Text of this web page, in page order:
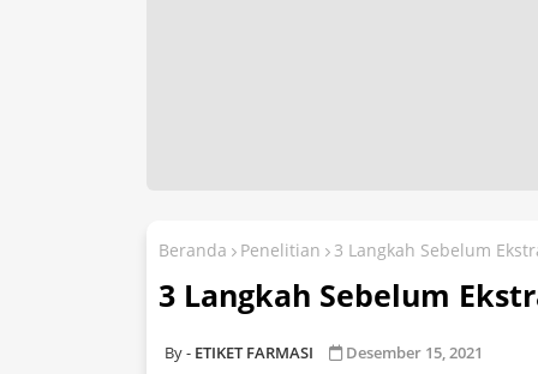
Beranda Penelitian 3 Langkah Sebelum
3 Langkah Sebelum
ETIKET FARMASI Desember 15, 2021